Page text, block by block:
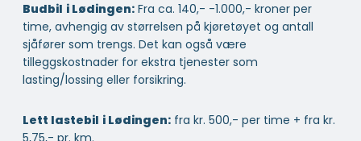
Budbil i Lødingen: Fra ca. 140,- -1.000,- kroner per
time, avhengig av størrelsen på kjøretøyet og antall
sjåfører som trengs. Det kan også være
tilleggskostnader for ekstra tjenester som
lasting/lossing eller forsikring.
Lett lastebil i Lødingen: fra kr. 500,- per time + fra kr.